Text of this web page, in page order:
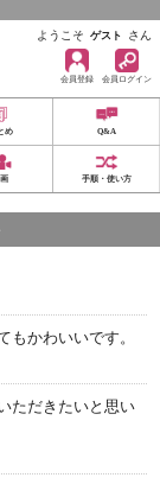
ようこそ ゲスト さん
会員登録 会員ログイン
め Q&A
手順・使い方
もかわいいです。
ただきたいと思い